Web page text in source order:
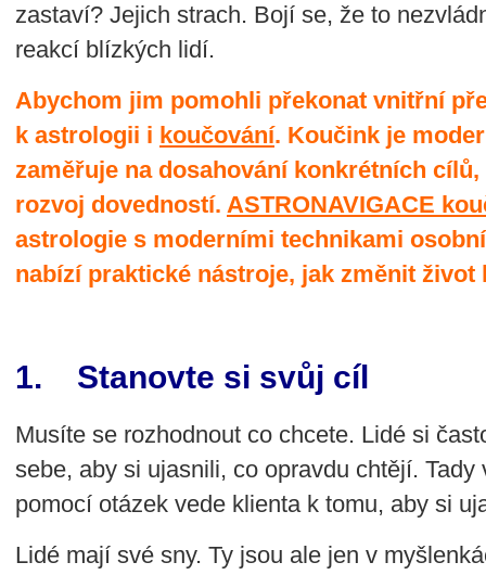
zastaví? Jejich strach. Bojí se, že to
reakcí blízkých lidí.
Abychom jim pomohli překonat vnitřní
k astrologii i koučování. Koučink je
zaměřuje na dosahování konkrétních
rozvoj dovedností. ASTRONAVIGACE
astrologie s moderními technikami
nabízí praktické nástroje, jak změnit
1. Stanovte si svůj cíl
Musíte se rozhodnout co chcete. Lidé si
sebe, aby si ujasnili, co opravdu chtějí.
pomocí otázek vede klienta k tomu, aby si
Lidé mají své sny. Ty jsou ale jen v